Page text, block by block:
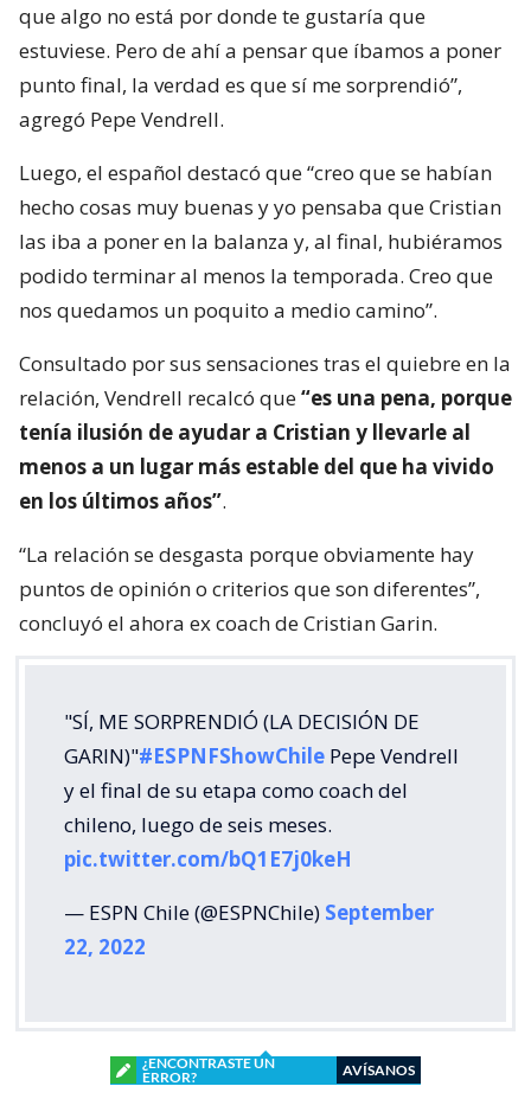
que algo no está por donde te gustaría que
estuviese. Pero de ahí a pensar que íbamos a poner
punto final, la verdad es que sí me sorprendió”,
agregó Pepe Vendrell.
Luego, el español destacó que “creo que se habían
hecho cosas muy buenas y yo pensaba que Cristian
las iba a poner en la balanza y, al final, hubiéramos
podido terminar al menos la temporada. Creo que
nos quedamos un poquito a medio camino”.
Consultado por sus sensaciones tras el quiebre en la
relación, Vendrell recalcó que“es una pena, porque
tenía ilusión de ayudar a Cristian y llevarle al
menos a un lugar más estable del que ha vivido
en los últimos años”.
“La relación se desgasta porque obviamente hay
puntos de opinión o criterios que son diferentes”,
concluyó el ahora ex coach de Cristian Garin.
"SÍ, ME SORPRENDIÓ (LA DECISIÓN DE
GARIN)"#ESPNFShowChile Pepe Vendrell
y el final de su etapa como coach del
chileno, luego de seis meses.
pic.twitter.com/bQ1E7j0keH
— ESPN Chile (@ESPNChile) September
22, 2022
¿ENCONTRASTE UN
ERROR?
AVÍSANOS